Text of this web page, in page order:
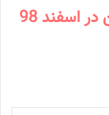
اسفند 98